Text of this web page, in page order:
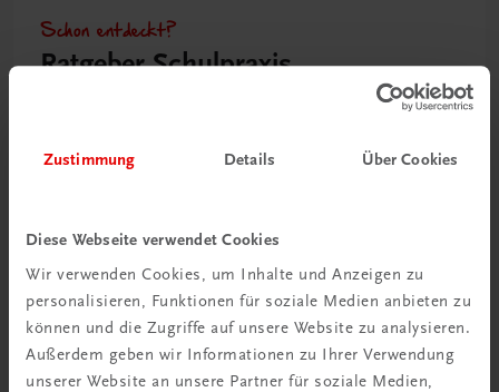
Zustimmung Details Über Cookies
Diese Webseite verwendet Cookies
Wir verwenden Cookies, um Inhalte und Anzeigen zu
personalisieren, Funktionen für soziale Medien anbieten zu
können und die Zugriffe auf unsere Website zu analysieren.
Außerdem geben wir Informationen zu Ihrer Verwendung
unserer Website an unsere Partner für soziale Medien,
Schon entdeckt?
Ratgeber Schulpraxis